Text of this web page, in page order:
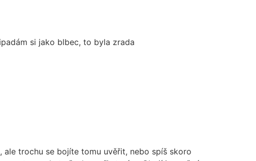
si jako blbec, to byla zrada
trochu se bojíte tomu uvěřit, nebo spíš skoro